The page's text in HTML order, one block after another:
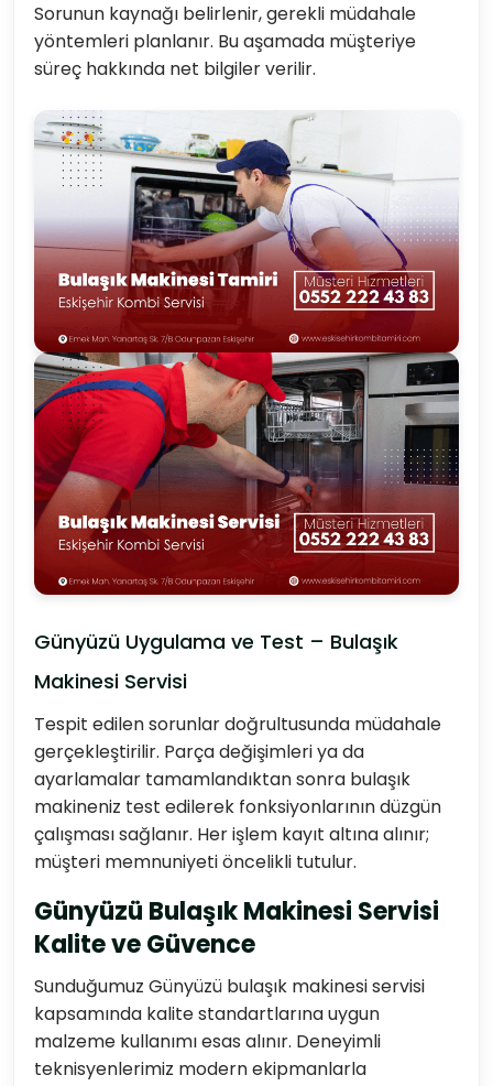
Sorunun kaynağı belirlenir, gerekli müdahale
yöntemleri planlanır. Bu aşamada müşteriye
süreç hakkında net bilgiler verilir.
Günyüzü Uygulama ve Test – Bulaşık
Makinesi Servisi
Tespit edilen sorunlar doğrultusunda müdahale
gerçekleştirilir. Parça değişimleri ya da
ayarlamalar tamamlandıktan sonra bulaşık
makineniz test edilerek fonksiyonlarının düzgün
çalışması sağlanır. Her işlem kayıt altına alınır;
müşteri memnuniyeti öncelikli tutulur.
Günyüzü Bulaşık Makinesi Servisi
Kalite ve Güvence
Sunduğumuz Günyüzü bulaşık makinesi servisi
kapsamında kalite standartlarına uygun
malzeme kullanımı esas alınır. Deneyimli
teknisyenlerimiz modern ekipmanlarla